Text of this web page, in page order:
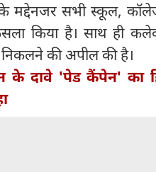
के मद्देनजर सभी स्कूल,
किया है। साथ ही
की अपील की है।
के दावे 'पेड कैंपेन' का